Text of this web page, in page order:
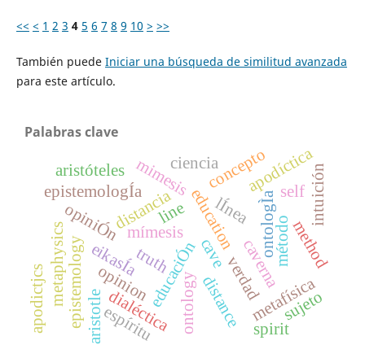
<< < 1 2 3 4 5 6 7 8 9 10 > >>
También puede Iniciar una búsqueda de similitud avanzada
para este artículo.
Palabras clave
mímesis
verdad
distancia
mimesis
truth
distance
lÍnea
caverna
epistemologÍa
educaciÓn
ontologÌa
opiniÓn
eikasÍa
line
cave
epistemology
education
ontology
opinion
aristóteles
metafísica
dialéctica
apodíctica
método
aristotle
metaphysics
apodictjcs
method
concepto intuición
espíritu spirit
ciencia
sujeto
self